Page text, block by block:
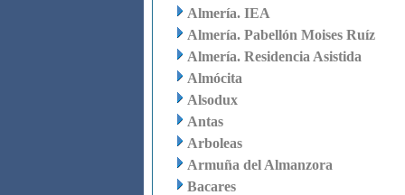
Almería. IEA
Almería. Pabellón Moises Ruíz
Almería. Residencia Asistida
Almócita
Alsodux
Antas
Arboleas
Armuña del Almanzora
Bacares